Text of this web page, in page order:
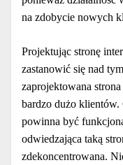
na zdobycie nowych
Projektując stronę
zastanowić się nad
zaprojektowana
bardzo dużo klientów.
powinna być
odwiedzająca taką
zdekoncentrowana.